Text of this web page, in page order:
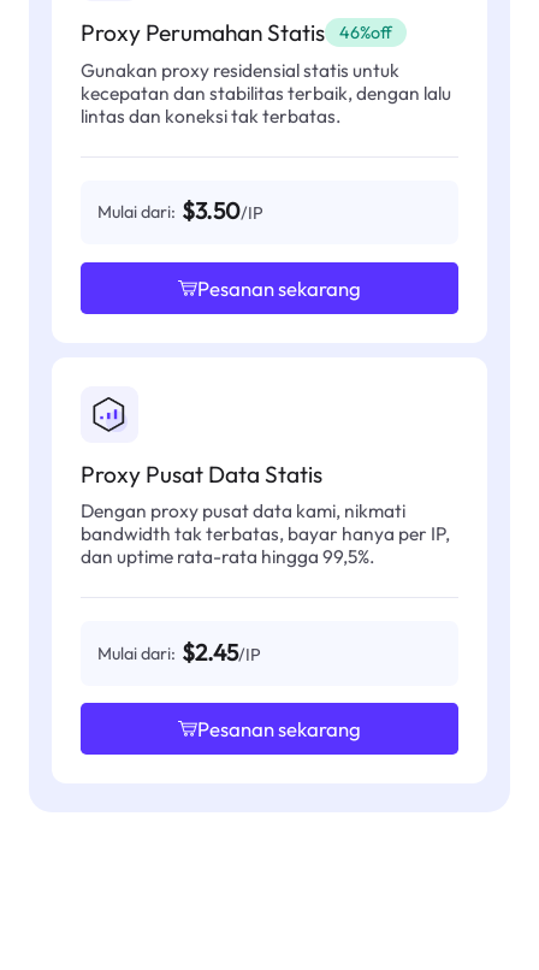
Proxy Perumahan Statis 46%off
Gunakan proxy residensial statis untuk
kecepatan dan stabilitas terbaik, dengan lalu
lintas dan koneksi tak terbatas.
Mulai dari: $3.50/IP
Pesanan sekarang
Proxy Pusat Data Statis
Dengan proxy pusat data kami, nikmati
bandwidth tak terbatas, bayar hanya per IP,
dan uptime rata-rata hingga 99,5%.
Mulai dari: $2.45/IP
Pesanan sekarang